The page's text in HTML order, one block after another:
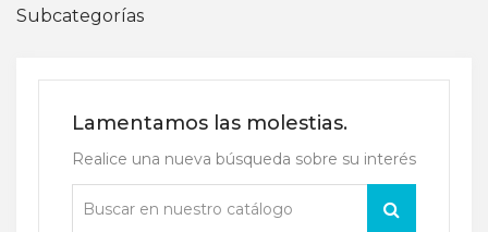
Subcategorías
Lamentamos las molestias.
Realice una nueva búsqueda sobre su interés